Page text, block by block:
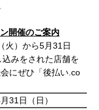
開催のご案内
火）から5月31日
込みをされた店舗を
にぜひ「後払い.co
31日（日）